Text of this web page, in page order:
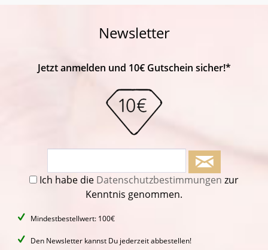
Newsletter
Jetzt anmelden und 10€ Gutschein sicher!*
Ich habe die Datenschutzbestimmungen zur
Kenntnis genommen.
Mindestbestellwert: 100€
Den Newsletter kannst Du jederzeit abbestellen!